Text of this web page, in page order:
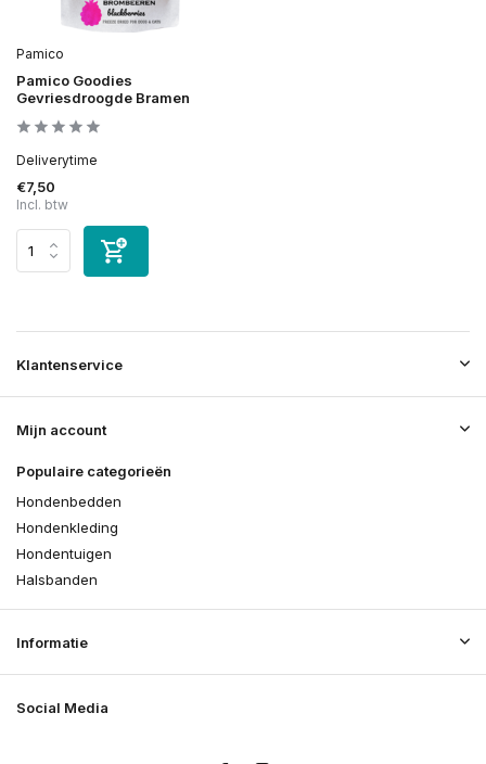
Pamico
Pamico Goodies
Gevriesdroogde Bramen
Deliverytime
€7,50
Incl. btw
Klantenservice
Mijn account
Populaire categorieën
Hondenbedden
Hondenkleding
Hondentuigen
Halsbanden
Informatie
Social Media